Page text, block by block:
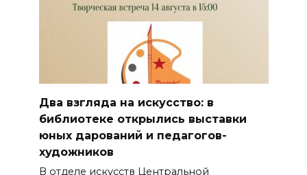
Два взгляда на искусство: в
библиотеке открылись выставки
юных дарований и педагогов-
художников
В отделе искусств Центральной